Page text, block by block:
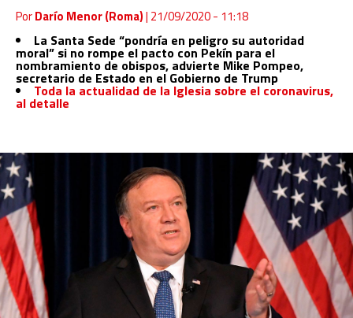
PorDarío Menor (Roma)| 21/09/2020 - 11:18
La Santa Sede “pondría en peligro su autoridad
moral” si no rompe el pacto con Pekín para el
nombramiento de obispos, advierte Mike Pompeo,
secretario de Estado en el Gobierno de Trump
Toda la actualidad de la Iglesia sobre el coronavirus,
al detalle